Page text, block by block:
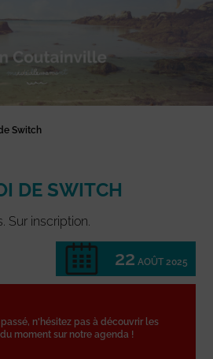
Switch
DE SWITCH
Sur inscription.
22 AOÛT 2025
n'hésitez pas à découvrir les
moment sur notre agenda !